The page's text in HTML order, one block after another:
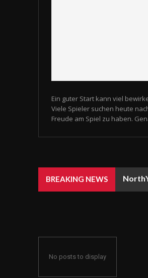
Ein guter Start kann viel
Viele Spieler suchen heute
Freude am Spiel zu haben.
BREAKING NEWS
No posts to display